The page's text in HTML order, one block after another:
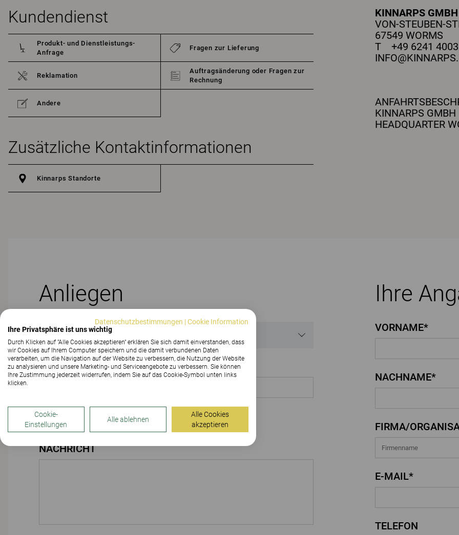
Kundendienst
Produkt- und Dienstleistungs-
Anfrage
Fragen zur Lieferung
Reklamation
Auftragsänderung oder Fragen zur
Rechnung
Andere
Zusätzliche Kontaktinformationen
Kinnarps Standorte
KINNARPS
VON-STEUBEN-
67549 WORMS
T +49 6241
KINNARPS GMBH
HEADQUARTER
Anliegen
PRODUKT
NACHRICHT
Ihre
VORNAME*
NACHNAME*
FIRMA/
E-MAIL*
TELEFON
Datenschutzbestimmungen |Cookie Information
Ihre Privatsphäre ist uns wichtig
Durch Klicken auf "Alle Cookies akzeptieren" erklären Sie sich damit einverstanden, dass
wir Cookies auf Ihrem Computer speichern und die damit verbundenen Daten
verarbeiten, um die Navigation auf der Website zu verbessern, die Nutzung der Website
zu analysieren und unsere Marketing- und Serviceangebote zu verbessern. Sie können
Ihre Zustimmung jederzeit widerrufen, indem Sie auf das Cookie-Symbol unten links
klicken.
Cookie-
Einstellungen
Alle ablehnen
Alle Cookies
akzeptieren